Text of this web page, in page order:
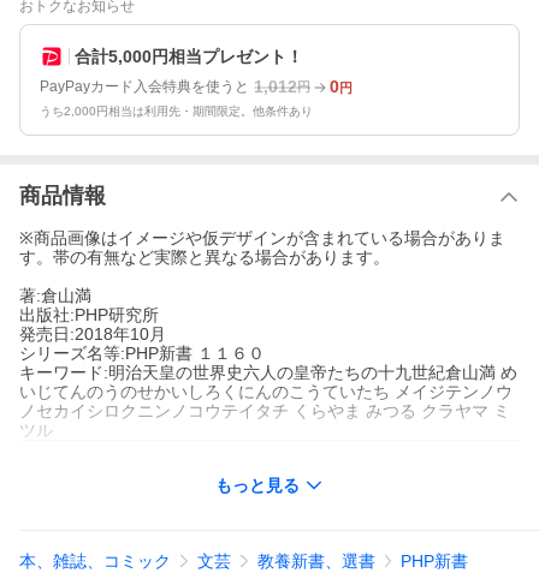
おトクなお知らせ
合計5,000円相当プレゼント！
PayPayカード入会特典を使うと 1,012円 0円
うち2,000円相当は利用先・期間限定。他条件あり
商品情報
※商品画像はイメージや仮デザインが含まれている場合がありま
す。帯の有無など実際と異なる場合があります。
著:倉山満
出版社:PHP研究所
発売日:2018年10月
シリーズ名等:PHP新書 １１６０
キーワード:明治天皇の世界史六人の皇帝たちの十九世紀倉山満 め
いじてんのうのせかいしろくにんのこうていたち メイジテンノウ
ノセカイシロクニンノコウテイタチ くらやま みつる クラヤマ ミ
ツル
もっと見る
本、雑誌、コミック 文芸 教養新書、選書 PHP新書